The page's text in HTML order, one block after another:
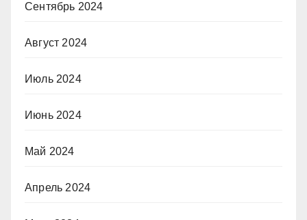
Сентябрь 2024
Август 2024
Июль 2024
Июнь 2024
Май 2024
Апрель 2024